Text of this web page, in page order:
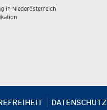
in Niederösterreich
DATENSCHUTZ